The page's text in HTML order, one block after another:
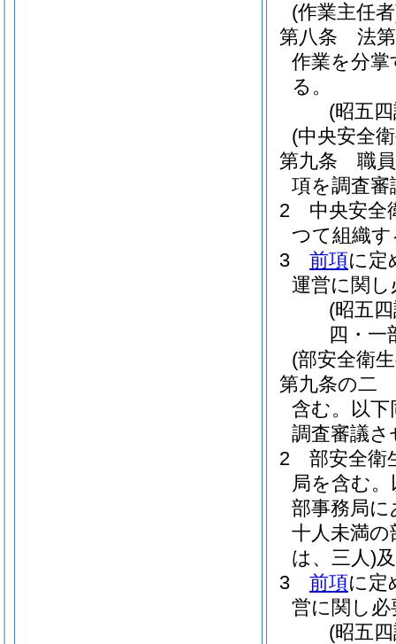
(作業主任
第八条
法
作業を分
る。
(昭五
(中央安全
第九条
職
項を調査
2
中央安全
つて組織す
3
前項に定
運営に関
(昭五
四・一
(部安全衛
第九条の二
含む。以下
調査審議
2
部安全衛
局を含む
部事務局
十人未満
は、三人)
3
前項に定
営に関し
(昭五